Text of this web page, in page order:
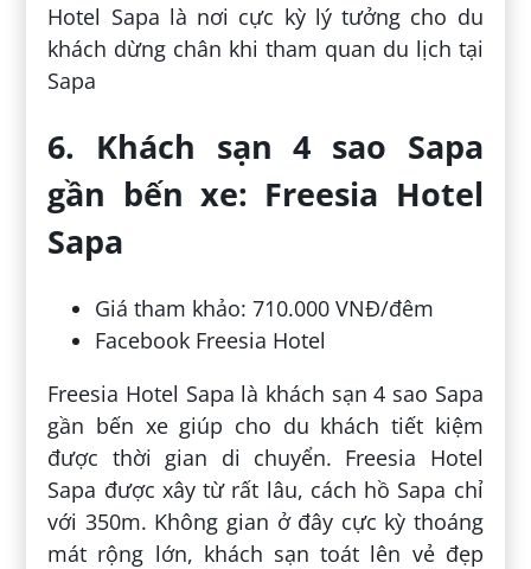
Hotel Sapa là nơi cực kỳ lý tưởng cho du
khách dừng chân khi tham quan du lịch tại
Sapa
6. Khách sạn 4 sao Sapa
gần bến xe: Freesia Hotel
Sapa
Giá tham khảo: 710.000 VNĐ/đêm
Facebook Freesia Hotel
Freesia Hotel Sapa là khách sạn 4 sao Sapa
gần bến xe giúp cho du khách tiết kiệm
được thời gian di chuyển. Freesia Hotel
Sapa được xây từ rất lâu, cách hồ Sapa chỉ
với 350m. Không gian ở đây cực kỳ thoáng
mát rộng lớn, khách sạn toát lên vẻ đẹp